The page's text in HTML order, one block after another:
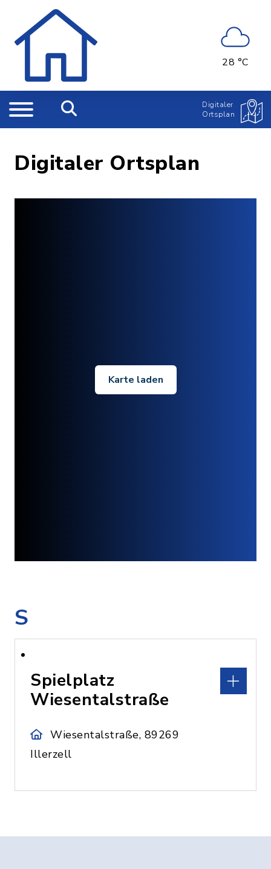
28 °C
Digitaler
Ortsplan
Digitaler Ortsplan
Karte laden
S
Spielplatz
Wiesentalstraße
Wiesentalstraße, 89269
Illerzell